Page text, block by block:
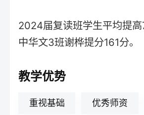
2024届复读班学生平均提
中华文3班谢桦提分161分。
教学优势
重视基础 优秀师资